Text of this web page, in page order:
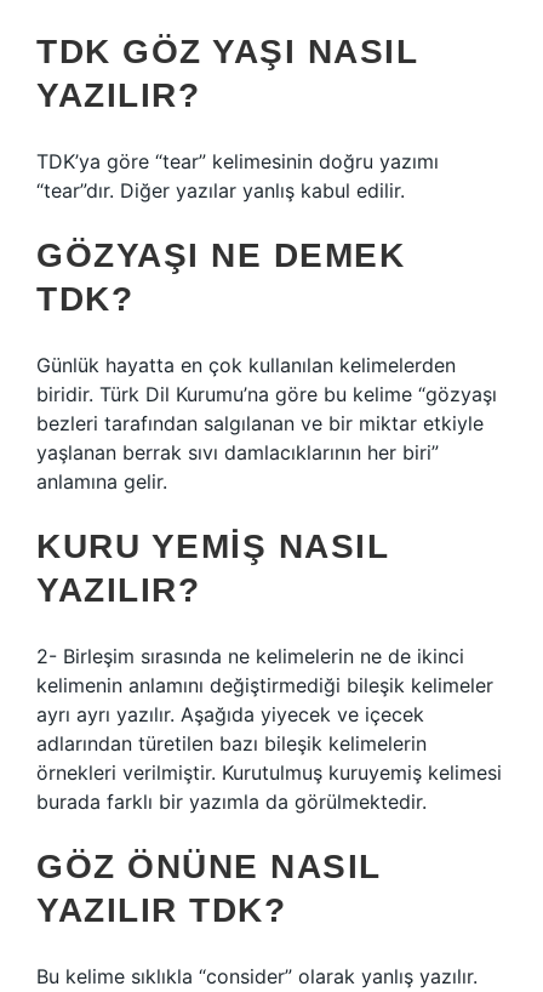
TDK GÖZ YAŞI NASIL
YAZILIR?
TDK’ya göre “tear” kelimesinin doğru yazımı
“tear”dır. Diğer yazılar yanlış kabul edilir.
GÖZYAŞI NE DEMEK
TDK?
Günlük hayatta en çok kullanılan kelimelerden
biridir. Türk Dil Kurumu’na göre bu kelime “gözyaşı
bezleri tarafından salgılanan ve bir miktar etkiyle
yaşlanan berrak sıvı damlacıklarının her biri”
anlamına gelir.
KURU YEMIŞ NASIL
YAZILIR?
2- Birleşim sırasında ne kelimelerin ne de ikinci
kelimenin anlamını değiştirmediği bileşik kelimeler
ayrı ayrı yazılır. Aşağıda yiyecek ve içecek
adlarından türetilen bazı bileşik kelimelerin
örnekleri verilmiştir. Kurutulmuş kuruyemiş kelimesi
burada farklı bir yazımla da görülmektedir.
GÖZ ÖNÜNE NASIL
YAZILIR TDK?
Bu kelime sıklıkla “consider” olarak yanlış yazılır.